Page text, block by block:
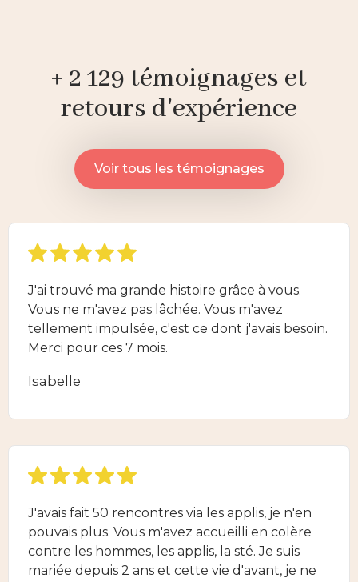
+ 2 129 témoignages et
retours d'expérience
Voir tous les témoignages
J'ai trouvé ma grande histoire grâce à vous.
Vous ne m'avez pas lâchée. Vous m'avez
tellement impulsée, c'est ce dont j'avais besoin.
Merci pour ces 7 mois.
Isabelle
J'avais fait 50 rencontres via les applis, je n'en
pouvais plus. Vous m'avez accueilli en colère
contre les hommes, les applis, la sté. Je suis
mariée depuis 2 ans et cette vie d'avant, je ne